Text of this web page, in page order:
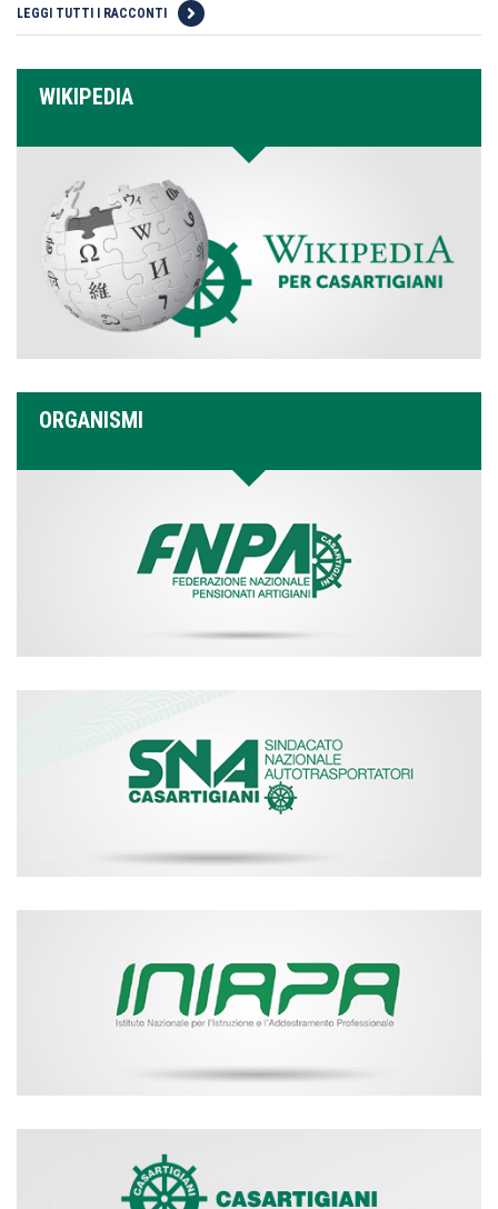
LEGGI TUTTI I RACCONTI
WIKIPEDIA
ORGANISMI